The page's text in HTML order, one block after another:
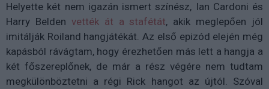
Helyette két nem igazán ismert színész, Ian Cardoni és
Harry Belden vették át a stafétát, akik meglepően jól
imitálják Roiland hangjátékát. Az első epizód elején még
kapásból rávágtam, hogy érezhetően más lett a hangja a
két főszereplőnek, de már a rész végére nem tudtam
megkülönböztetni a régi Rick hangot az újtól. Szóval